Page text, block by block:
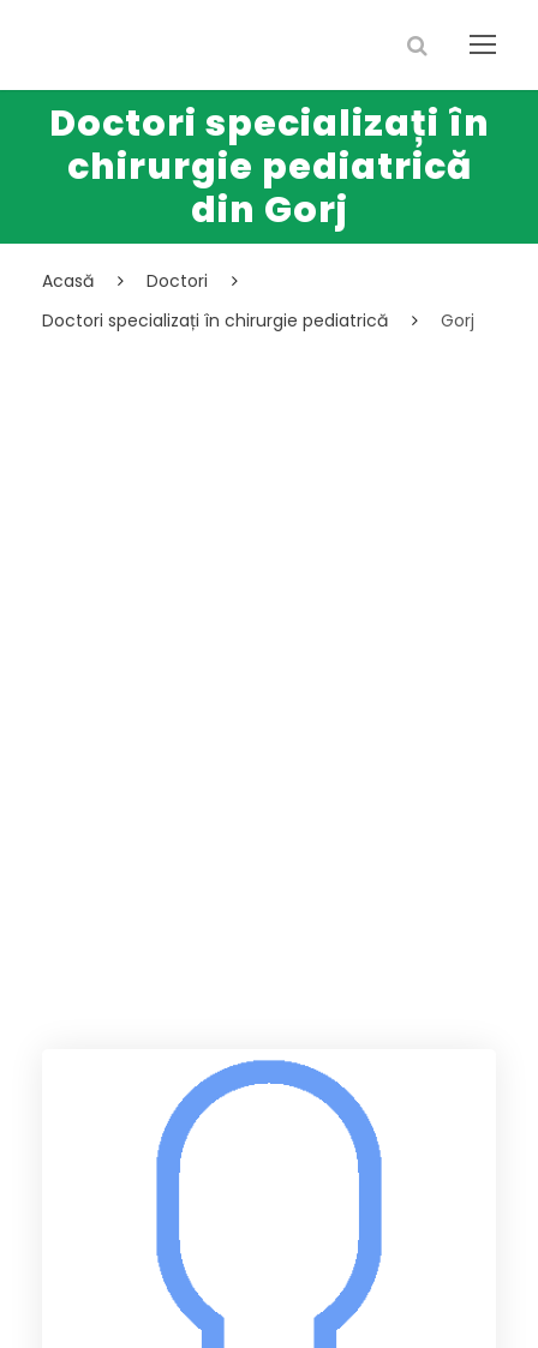
Doctori specializați în
chirurgie pediatrică
din Gorj
Acasă
Doctori
Doctori specializați în chirurgie pediatrică
Gorj